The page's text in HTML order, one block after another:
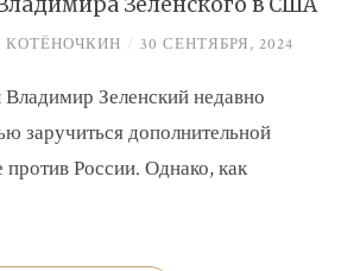
КОТЁНОЧКИН / 30 СЕНТЯБРЯ, 2024
Зеленский недавно
заручиться дополнительной
России. Однако, как